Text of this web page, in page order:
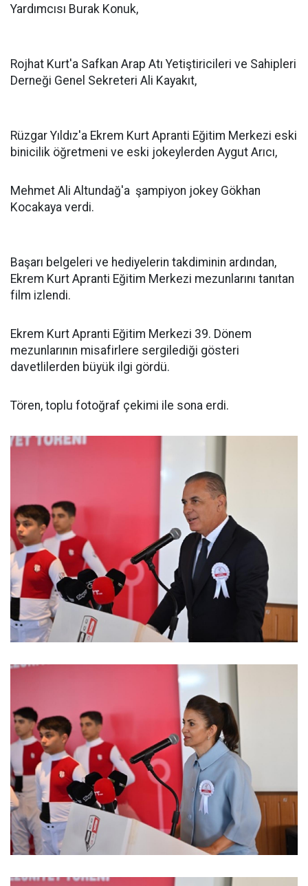
Yardımcısı Burak Konuk,
Rojhat Kurt'a Safkan Arap Atı Yetiştiricileri ve Sahipleri
Derneği Genel Sekreteri Ali Kayakıt,
Rüzgar Yıldız'a Ekrem Kurt Apranti Eğitim Merkezi eski
binicilik öğretmeni ve eski jokeylerden Aygut Arıcı,
Mehmet Ali Altundağ'a şampiyon jokey Gökhan
Kocakaya verdi.
Başarı belgeleri ve hediyelerin takdiminin ardından,
Ekrem Kurt Apranti Eğitim Merkezi mezunlarını tanıtan
film izlendi.
Ekrem Kurt Apranti Eğitim Merkezi 39. Dönem
mezunlarının misafirlere sergilediği gösteri
davetlilerden büyük ilgi gördü.
Tören, toplu fotoğraf çekimi ile sona erdi.